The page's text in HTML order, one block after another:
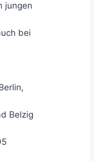
jungen
bei
Belzig